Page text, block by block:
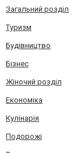
Загальний розділ
Туризм
Будівництво
Бізнес
Жіночий розділ
Економіка
Кулінарія
Подорожі